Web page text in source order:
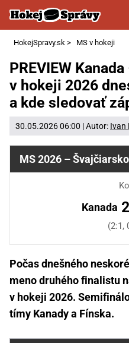
HokejSpravy.sk > MS v hokeji
PREVIEW
v hokeji 2026
a kde sledovať
30.05.2026 06:00 | Autor: Ivan
MS 2026 – Švajčiarsko
Kanada
(2:1,
Počas dnešného
meno druhého finalistu
v hokeji 2026.
tímy Kanady a Fínska.